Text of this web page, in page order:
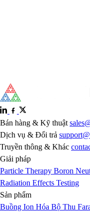
Bán hàng & Kỹ thuật
Dịch vụ & Đổi trả
Truyền thông & Khác
Giải pháp
Particle Therapy Boron
Radiation Effects Testing
Sản phẩm
Buồng Ion Hóa Bộ Thu